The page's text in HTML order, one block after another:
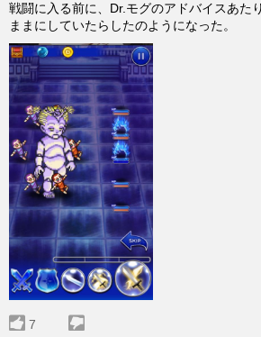
戦闘に入る前に、Dr.モグのアドバイスあた
ままにしていたらしたのようになった。
7